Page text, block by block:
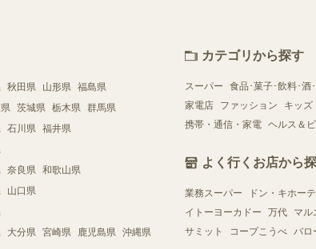
秋田県 山形県 福島県
茨城県 栃木県 群馬県
石川県 福井県
奈良県 和歌山県
山口県
大分県 宮崎県 鹿児島県 沖縄県
カテゴリから探す
スーパー 食品･菓子･飲料･酒
家電店
ファッション キッズ
携帯・通信・家電 ヘルス＆
よく行くお店から
業務スーパー ドン・キホーテ
イトーヨーカドー
万代 マル
サミット
コープこうべ バロ